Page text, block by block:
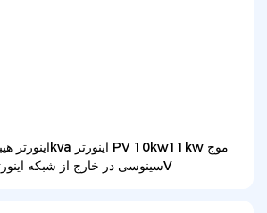
سینوسی در خارج از شبکه اینورتر 230V